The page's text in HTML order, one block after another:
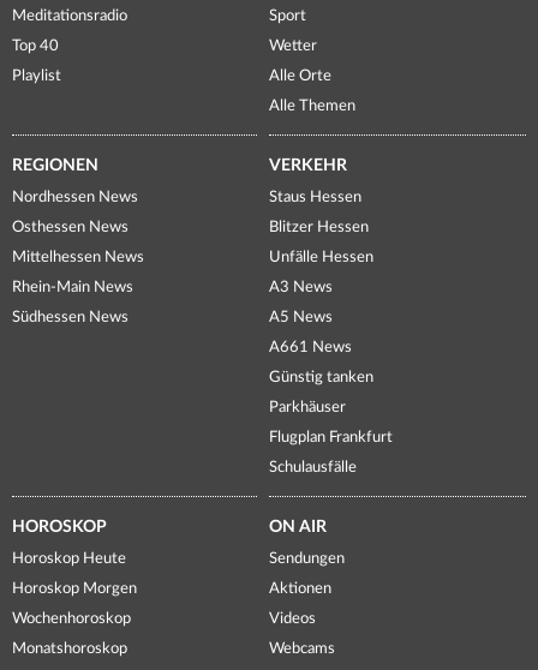
Meditationsradio
Top 40
Playlist
Sport
Wetter
Alle Orte
Alle Themen
REGIONEN
Nordhessen News
Osthessen News
Mittelhessen News
Rhein-Main News
Südhessen News
VERKEHR
Staus Hessen
Blitzer Hessen
Unfälle Hessen
A3 News
A5 News
A661 News
Günstig tanken
Parkhäuser
Flugplan Frankfurt
Schulausfälle
HOROSKOP
Horoskop Heute
Horoskop Morgen
Wochenhoroskop
Monatshoroskop
ON AIR
Sendungen
Aktionen
Videos
Webcams